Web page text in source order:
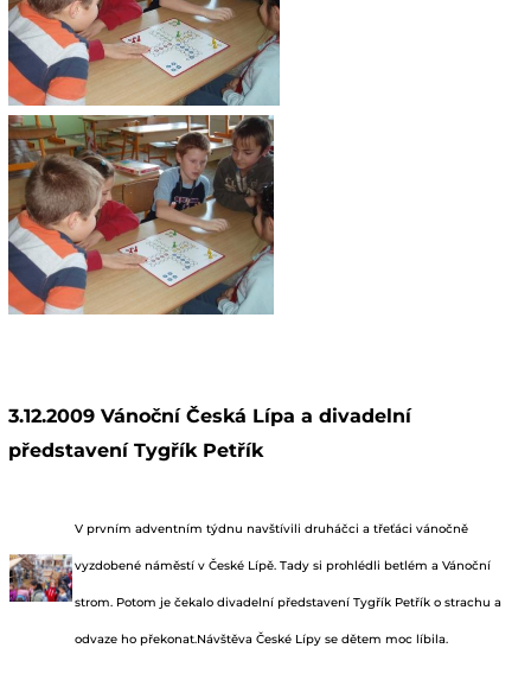
3.12.2009 Vánoční Česká Lípa a divadelní
představení Tygřík Petřík
V prvním adventním týdnu navštívili druháčci a třeťáci vánočně
vyzdobené náměstí v České Lípě. Tady si prohlédli betlém a Vánoční
strom. Potom je čekalo divadelní představení Tygřík Petřík o strachu a
odvaze ho překonat.Návštěva České Lípy se dětem moc líbila.